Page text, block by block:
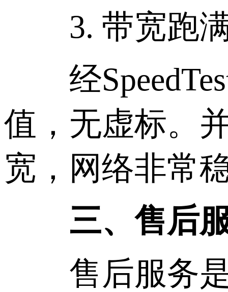
3. 带宽跑满
经
值，无虚标。
宽，网络非常
三、售后服
售后服务是